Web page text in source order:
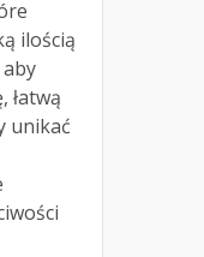
ilością
łatwą
unikać